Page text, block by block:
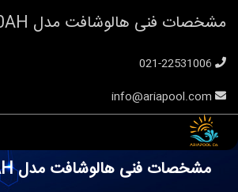
مشخصات فنی هالوشافت مدل 9H112120AH
مشخصات فنی هالوشافت مدل 9H112120AH